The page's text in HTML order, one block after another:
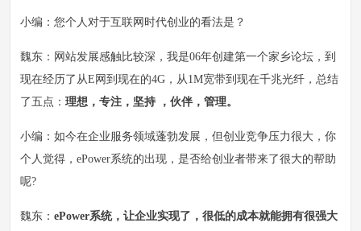
小编：您个人对于互联网时代创业的看法是？
魏东：网站发展感触比较深，我是06年创建第一个家乡论坛，到
现在经历了从E网到现在的4G，从1M宽带到现在千兆光纤，总结
了五点： 理想，专注，坚持 ，伙伴，管理。
小编：如今在企业服务领域蓬勃发展，但创业竞争压力很大，你
个人觉得，ePower系统的出现，是否给创业者带来了很大的帮助
呢?
魏东： ePower系统，让企业实现了，很低的成本就能拥有很强大